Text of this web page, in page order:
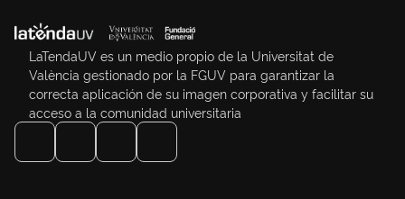
LaTendaUV es un medio propio de la Universitat de
València gestionado por la FGUV para garantizar la
correcta aplicación de su imagen corporativa y facilitar su
acceso a la comunidad universitaria